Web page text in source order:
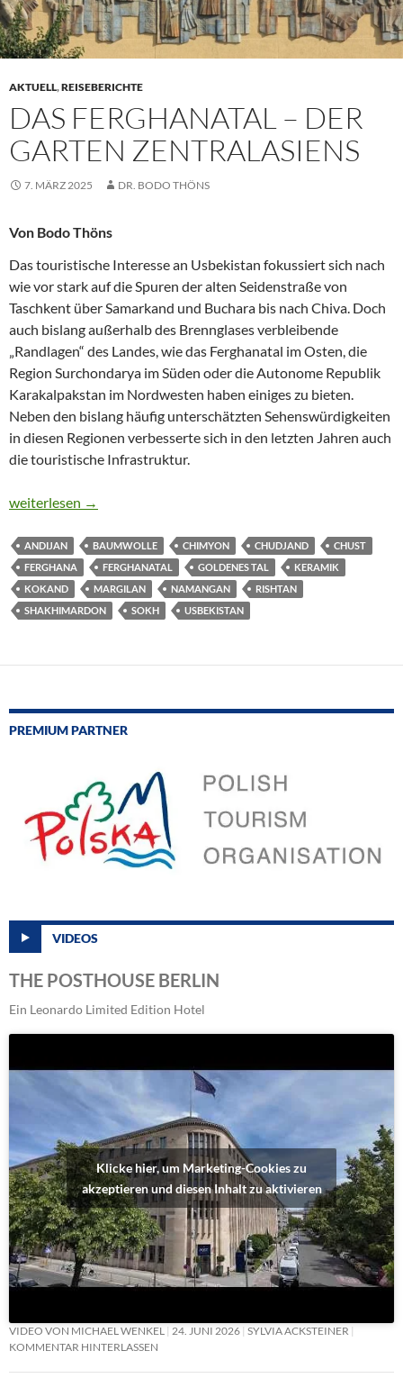
AKTUELL,REISEBERICHTE
DAS FERGHANATAL – DER
GARTEN ZENTRALASIENS
7. MÄRZ 2025 DR. BODO THÖNS
Von Bodo Thöns
Das touristische Interesse an Usbekistan fokussiert sich nach
wie vor stark auf die Spuren der alten Seidenstraße von
Taschkent über Samarkand und Buchara bis nach Chiva. Doch
auch bislang außerhalb des Brennglases verbleibende
„Randlagen“ des Landes, wie das Ferghanatal im Osten, die
Region Surchondarya im Süden oder die Autonome Republik
Karakalpakstan im Nordwesten haben einiges zu bieten.
Neben den bislang häufig unterschätzten Sehenswürdigkeiten
in diesen Regionen verbesserte sich in den letzten Jahren auch
die touristische Infrastruktur.
DAS FERGHANATAL – DER GARTEN ZENTRALASIENS
weiterlesen →
ANDIJAN BAUMWOLLE CHIMYON CHUDJAND
CHUST
FERGHANA
FERGHANATAL GOLDENES TAL
KERAMIK
KOKAND
MARGILAN NAMANGAN
RISHTAN
SHAKHIMARDON
SOKH USBEKISTAN
PREMIUM PARTNER
VIDEOS
THE POSTHOUSE BERLIN
Ein Leonardo Limited Edition Hotel
Klicke hier, um Marketing-Cookies zu
akzeptieren und diesen Inhalt zu aktivieren
VIDEO VON MICHAEL WENKEL 24. JUNI 2026 SYLVIA ACKSTEINER
KOMMENTAR HINTERLASSEN